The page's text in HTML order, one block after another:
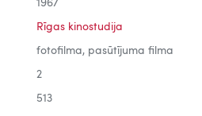
1967
Rīgas kinostudija
fotofilma, pasūtījuma filma
2
513